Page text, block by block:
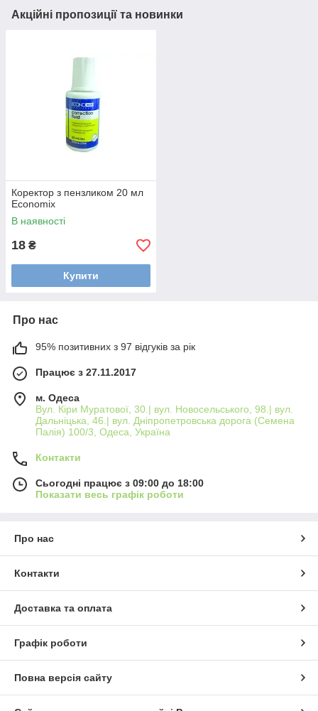
Акційні пропозиції та новинки
Коректор з пензликом 20 мл
Economix
В наявності
18 ₴
Купити
Про нас
95% позитивних з 97 відгуків за рік
Працює з 27.11.2017
м. Одеса
Вул. Кіри Муратової, 30.| вул. Новосельського, 98.| вул.
Дальніцька, 46.| вул. Дніпропетровська дорога (Семена
Палія) 100/3, Одеса, Україна
Контакти
Сьогодні працює з 09:00 до 18:00
Показати весь графік роботи
Про нас
Контакти
Доставка та оплата
Графік роботи
Повна версія сайту